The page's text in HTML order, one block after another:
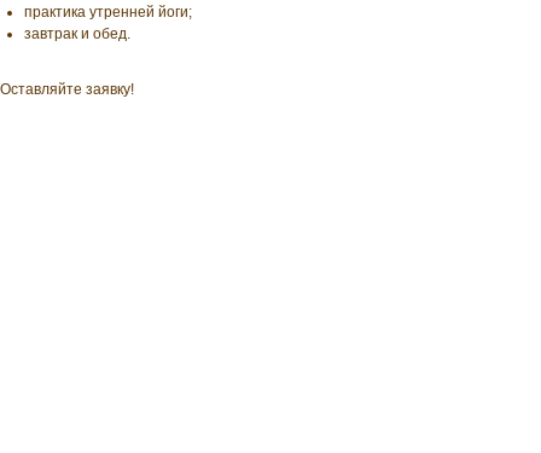
практика утренней йоги;
завтрак и обед.
Оставляйте заявку!